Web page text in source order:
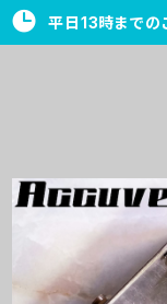
平日13時までの